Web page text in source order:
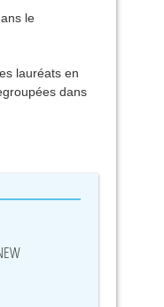
le
lauréats en
dans